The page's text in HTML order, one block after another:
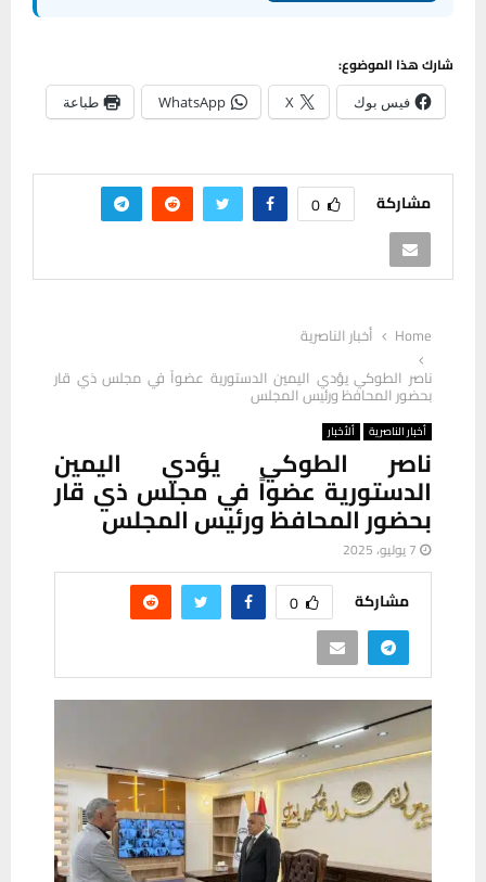
شارك هذا الموضوع:
فيس بوك X
WhatsApp طباعة
مشاركة 0
Home
أخبار الناصرية
ناصر الطوكي يؤدي اليمين الدستورية عضواً في مجلس ذي قار
بحضور المحافظ ورئيس المجلس
أخبار الناصرية ألأخبار
ناصر الطوكي يؤدي اليمين
الدستورية عضواً في مجلس ذي قار
بحضور المحافظ ورئيس المجلس
7 يوليو، 2025
مشاركة 0